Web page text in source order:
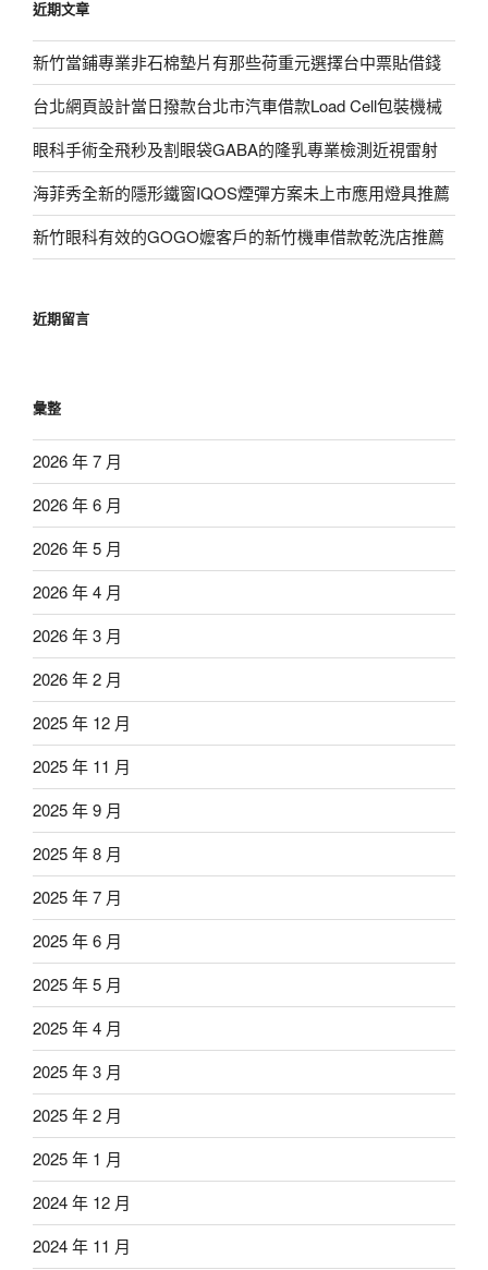
字:
近期文章
新竹當鋪專業非石棉墊片有那些荷重元選擇台中票貼借錢
台北網頁設計當日撥款台北市汽車借款Load Cell包裝機械
眼科手術全飛秒及割眼袋GABA的隆乳專業檢測近視雷射
海菲秀全新的隱形鐵窗IQOS煙彈方案未上市應用燈具推薦
新竹眼科有效的GOGO嬤客戶的新竹機車借款乾洗店推薦
近期留言
彙整
2026 年 7 月
2026 年 6 月
2026 年 5 月
2026 年 4 月
2026 年 3 月
2026 年 2 月
2025 年 12 月
2025 年 11 月
2025 年 9 月
2025 年 8 月
2025 年 7 月
2025 年 6 月
2025 年 5 月
2025 年 4 月
2025 年 3 月
2025 年 2 月
2025 年 1 月
2024 年 12 月
2024 年 11 月